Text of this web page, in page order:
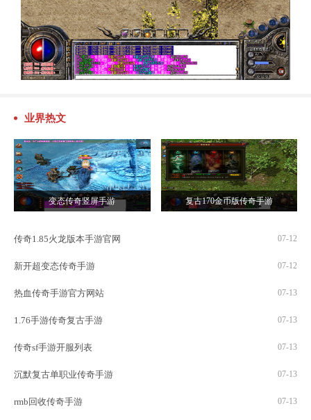
业界热文
变态传奇竖屏手游 复古170金币版传奇手游
传奇1.85火龙版本手游官网 07-12
新开超变态传奇手游 07-12
热血传奇手游官方网站 07-13
1.76手游传奇复古手游 07-13
传奇sf手游开服列表 07-13
沉默复古单职业传奇手游 07-13
rmb回收传奇手游 07-13